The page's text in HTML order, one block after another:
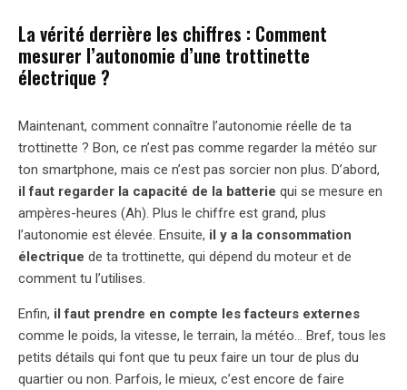
La vérité derrière les chiffres : Comment
mesurer l’autonomie d’une trottinette
électrique ?
Maintenant, comment connaître l’autonomie réelle de ta
trottinette ? Bon, ce n’est pas comme regarder la météo sur
ton smartphone, mais ce n’est pas sorcier non plus. D’abord,
il faut regarder la capacité de la batterie qui se mesure en
ampères-heures (Ah). Plus le chiffre est grand, plus
l’autonomie est élevée. Ensuite, il y a la consommation
électrique de ta trottinette, qui dépend du moteur et de
comment tu l’utilises.
Enfin, il faut prendre en compte les facteurs externes
comme le poids, la vitesse, le terrain, la météo… Bref, tous les
petits détails qui font que tu peux faire un tour de plus du
quartier ou non. Parfois, le mieux, c’est encore de faire